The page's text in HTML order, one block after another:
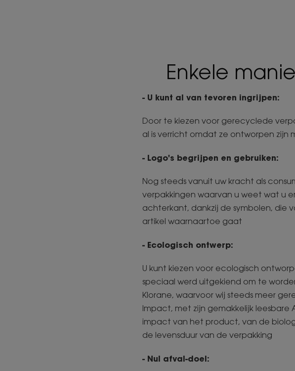
Enkele
- U kunt al van tevoren ingrijpen:
Door te kiezen voor gerecyclede
al is verricht omdat ze ontworpen
- Logo's begrijpen en gebruiken:
Nog steeds vanuit uw kracht als
verpakkingen waarvan u weet wat u
achterkant, dankzij de symbolen, die
artikel waarnaartoe gaat
- Ecologisch ontwerp:
U kunt kiezen voor ecologisch
speciaal werd uitgekiend om te
Klorane, waarvoor wij steeds meer
Impact, met zijn gemakkelijk leesbare
impact van het product, van de
de levensduur van de verpakking
- Nul afval-doel: